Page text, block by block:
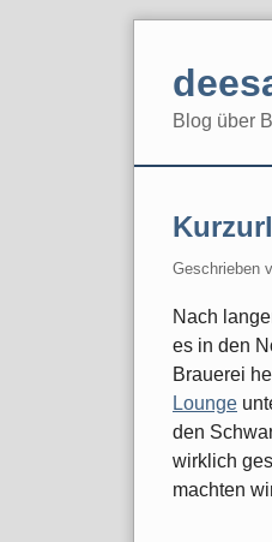
Blog über
Geschrieben
Nach
es in den
Brauerei
Lounge
den
wirklich
machten